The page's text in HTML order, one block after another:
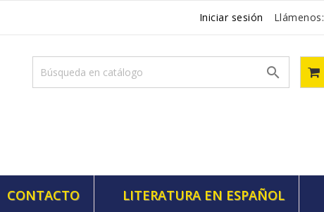
Iniciar sesión Llámenos:

CONTACTO LITERATURA EN ESPAÑOL